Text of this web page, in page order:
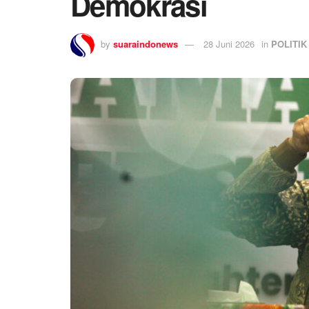
by suaraindonews 28 Juni 2026 in POLITIK